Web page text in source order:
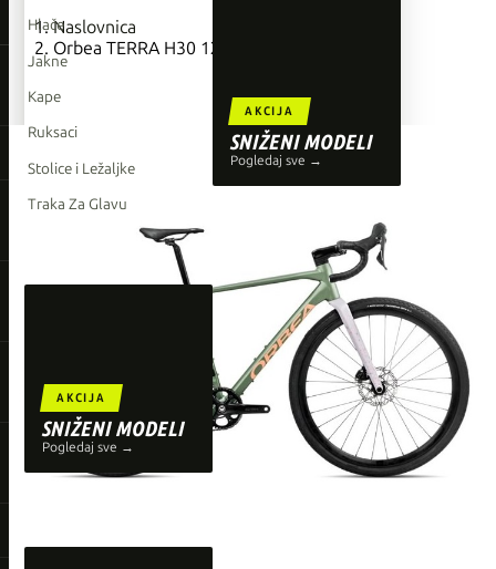
Giant
Orbea
Liv
Shimano
Wahoo
AKCIJA
SNIŽENI MODELI
Pogledaj sve →
AKCIJA
SNIŽENI MODELI
Pogledaj sve →
Hlače
Jakne
Kape
Ruksaci
Stolice i Ležaljke
Traka Za Glavu
Liv
Shimano
Wahoo
Naslovnica
Orbea TERRA H30 1X